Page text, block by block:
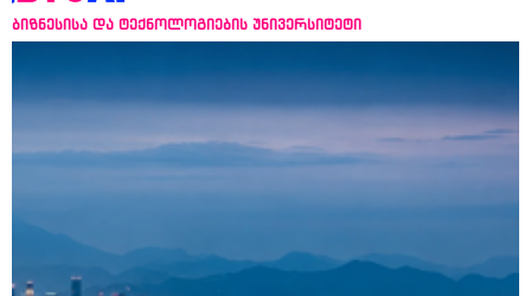
ბიზნესისა და ტექნოლოგიების უნივერსიტეტი